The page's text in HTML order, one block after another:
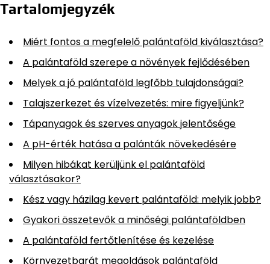
Tartalomjegyzék
Miért fontos a megfelelő palántaföld kiválasztása?
A palántaföld szerepe a növények fejlődésében
Melyek a jó palántaföld legfőbb tulajdonságai?
Talajszerkezet és vízelvezetés: mire figyeljünk?
Tápanyagok és szerves anyagok jelentősége
A pH-érték hatása a palánták növekedésére
Milyen hibákat kerüljünk el palántaföld
választásakor?
Kész vagy házilag kevert palántaföld: melyik jobb?
Gyakori összetevők a minőségi palántaföldben
A palántaföld fertőtlenítése és kezelése
Környezetbarát megoldások palántaföld